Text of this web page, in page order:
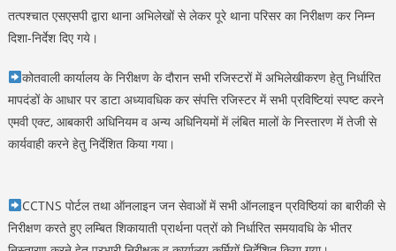
तत्पश्चात एसएसपी द्वारा थाना अभिलेखों से लेकर पूरे थाना परिसर का निरीक्षण कर निम्न
दिशा-निर्देश दिए गये।
कोतवाली कार्यालय के निरीक्षण के दौरान सभी रजिस्टरों में अभिलेखीकरण हेतु निर्धारित
मापदंडों के आधार पर डाटा अध्यावधिक कर संपत्ति रजिस्टर में सभी प्रविष्टियां स्पष्ट करने
एमवी एक्ट, आबकारी अधिनियम व अन्य अधिनियमों में लंबित मालों के निस्तारण में तेजी से
कार्यवाही करने हेतु निर्देशित किया गया।
CCTNS पोर्टल तथा ऑनलाइन जन सेवाओं में सभी ऑनलाइन प्रविष्ठियां का बारीकी से
निरीक्षण करते हुए लम्बित शिकायाती प्रार्थना पत्रों को निर्धारित समयावधि के भीतर